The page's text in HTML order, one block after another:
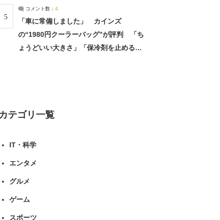
5
コメント数： 4
「車に常備しました」 カインズ
の“1980円クーラーバッグ”が評判 「ち
ょうどいい大きさ」「保冷剤を止めるベ
テゴリ一覧
IT・科学
エンタメ
グルメ
ゲーム
スポーツ